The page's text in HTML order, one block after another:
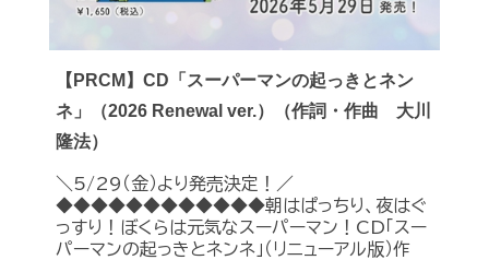
【PRCM】CD「スーパーマンの起っきとネン
ネ」（2026 Renewal ver.）（作詞・作曲 大川
隆法）
＼5/29（金）より発売決定！／
◆◆◆◆◆◆◆◆◆◆◆◆朝はぱっちり、夜はぐ
っすり！ぼくらは元気なスーパーマン！CD「スー
パーマンの起っきとネンネ」（リニューアル版）作